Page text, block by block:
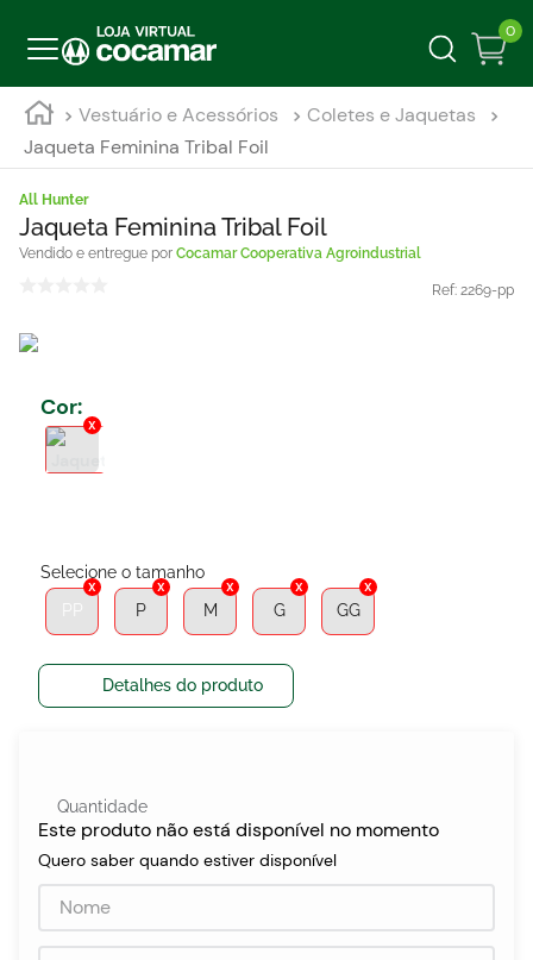
0
Vestuário e Acessórios
Coletes e Jaquetas
Jaqueta Feminina Tribal Foil
All Hunter
Jaqueta Feminina Tribal Foil
Cocamar Cooperativa Agroindustrial
Ref: 2269-pp
Cor:
P M G GG
Detalhes do produto
Quantidade
Este produto não está disponível no momento
Quero saber quando estiver disponível